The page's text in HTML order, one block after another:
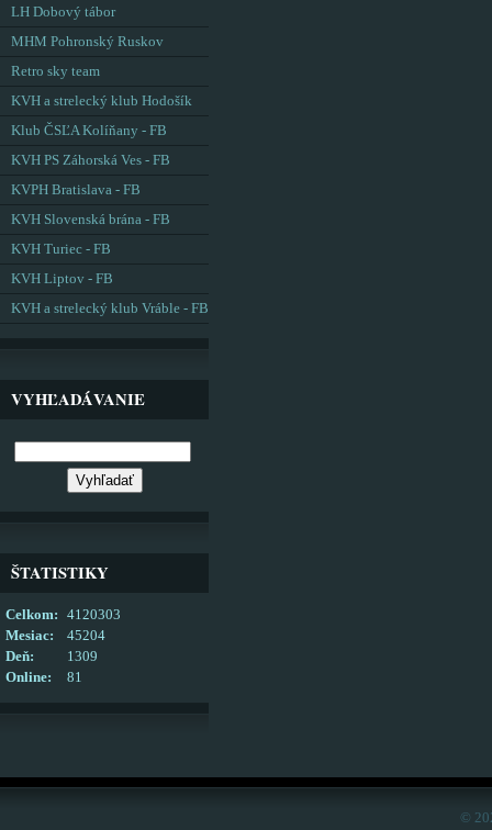
LH Dobový tábor
MHM Pohronský Ruskov
Retro sky team
KVH a strelecký klub Hodošík
Klub ČSĽA Kolíňany - FB
KVH PS Záhorská Ves - FB
KVPH Bratislava - FB
KVH Slovenská brána - FB
KVH Turiec - FB
KVH Liptov - FB
KVH a strelecký klub Vráble - FB
VYHĽADÁVANIE
ŠTATISTIKY
Online: 81
Celkom:
4120303
Mesiac:
45204
Deň:
1309
©